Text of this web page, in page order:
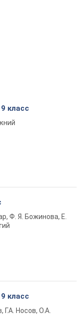
класс
Ф. Я. Божинова, Е.
класс
Г.А. Носов, О.А.